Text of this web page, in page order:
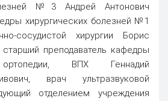
№3 Андрей Антонович
хирургических болезней №1
сосудистой хирургии Борис
преподаватель кафедры
ортопедии, ВПХ Геннадий
врач ультразвуковой
отделением учреждения